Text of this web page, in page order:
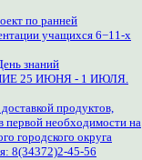
по ранней
учащихся 6−11-х
знаний
25 ИЮНЯ - 1 ИЮЛЯ.
продуктов,
первой необходимости на
городского округа
8(34372)2-45-56